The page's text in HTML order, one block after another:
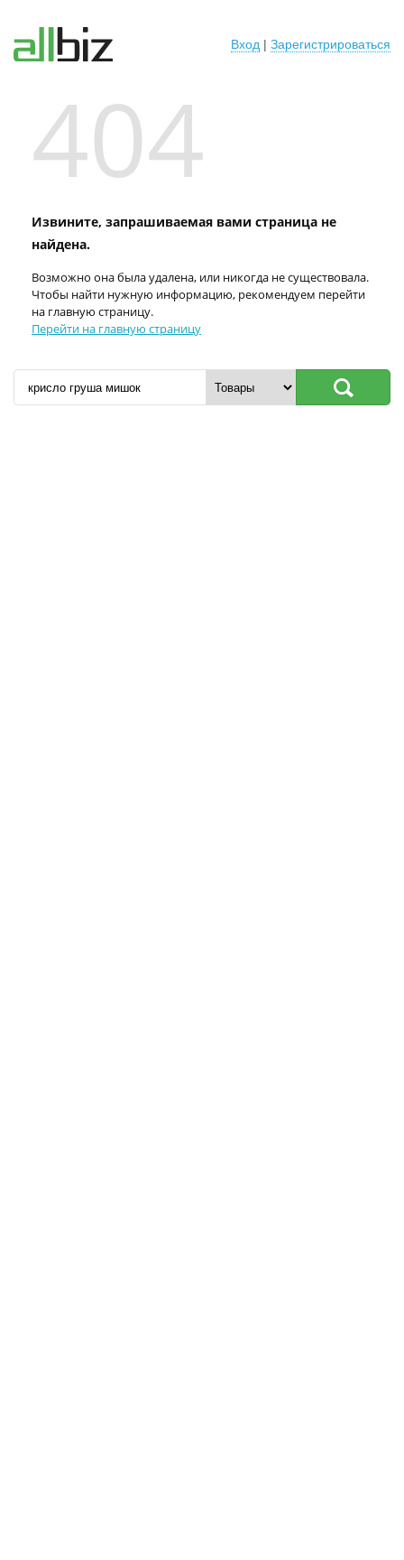
Вход | Зарегистрироваться
404
Извините, запрашиваемая вами страница не
найдена.
Возможно она была удалена, или никогда не существовала.
Чтобы найти нужную информацию, рекомендуем перейти
на главную страницу.
Перейти на главную страницу